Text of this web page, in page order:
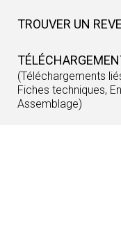
TROUVER UN
(Téléchargements
Fiches techniques,
Assemblage)